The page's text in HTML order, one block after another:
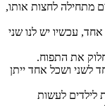
מתחילה לחצות אותו,
עכשיו יש לנו שני
את התפוח.
לשני ושכל אחד ייתן
לילדים לעשות